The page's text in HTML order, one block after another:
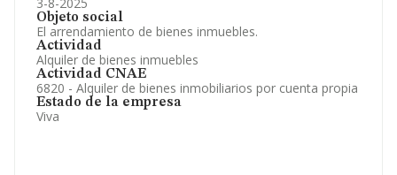
Objeto social
El arrendamiento de bienes inmuebles.
Actividad
Alquiler de bienes inmuebles
Actividad CNAE
6820 - Alquiler de bienes inmobiliarios por cuenta propia
Estado de la empresa
Viva